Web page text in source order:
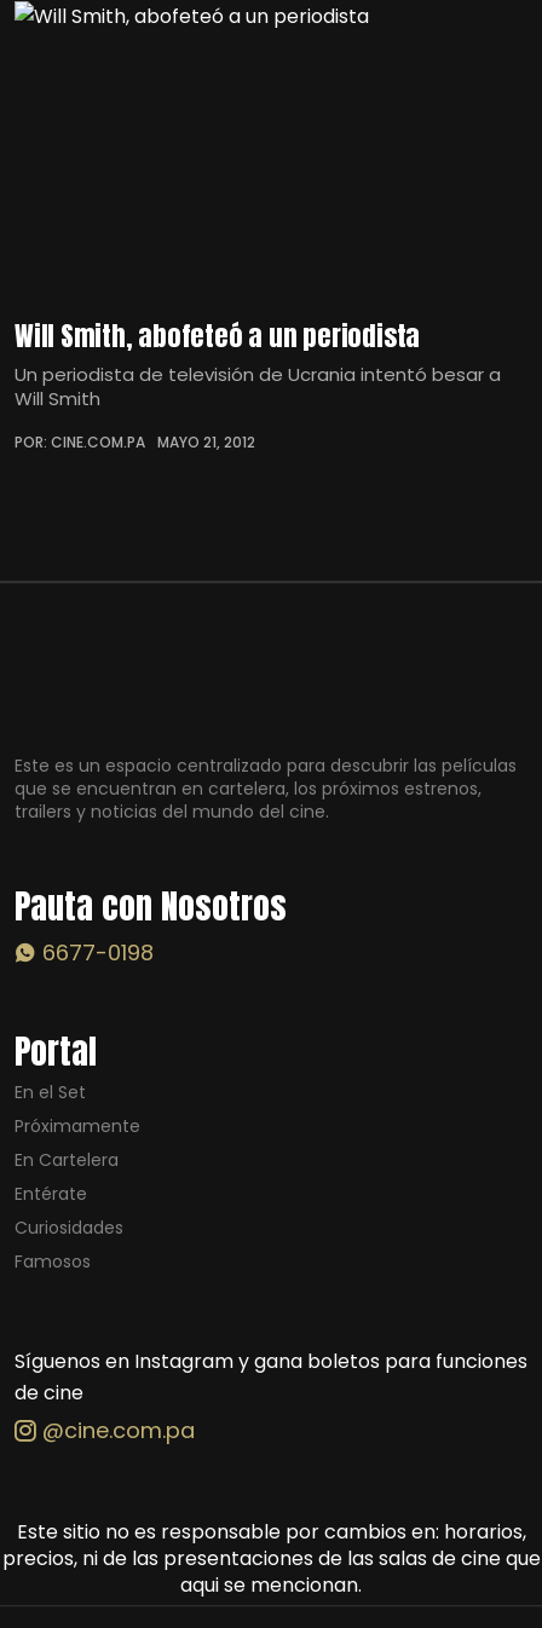
Will Smith, abofeteó a un periodista
Un periodista de televisión de Ucrania intentó besar a
Will Smith
POR: CINE.COM.PA MAYO 21, 2012
Este es un espacio centralizado para descubrir las películas
que se encuentran en cartelera, los próximos estrenos,
trailers y noticias del mundo del cine.
Pauta con Nosotros
6677-0198
Portal
En el Set
Próximamente
En Cartelera
Entérate
Curiosidades
Famosos
Síguenos en Instagram y gana boletos para funciones
de cine
@cine.com.pa
Este sitio no es responsable por cambios en: horarios,
precios, ni de las presentaciones de las salas de cine que
aqui se mencionan.